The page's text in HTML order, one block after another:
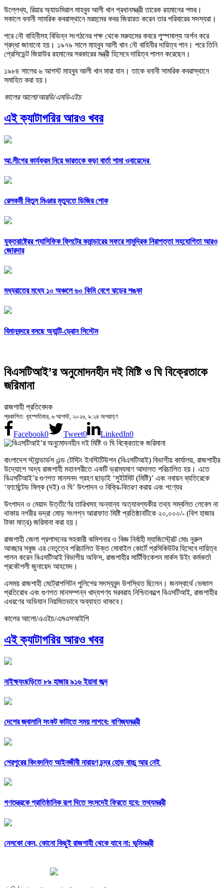
উল্লেখ্য, রিয়ার অ্যাডমিরাল মাহবুব আলী খান প্রধানমন্ত্রী তারেক রহমানের শশুর।
সকালে বনানী সামরিক কবরাস্থানে মরহুমের কবর জিয়ারত করেন তার পরিবারের সদস্যরা।
পরে নৌ বাহিনীসহ বিভিন্ন সংগঠনের পক্ষ থেকে মরুহমের কবরে পুস্পমাল্য অর্পন করে
শ্রদ্ধা জানানো হয়। ১৯৭৯ সালে মাহবুব আলী খান নৌ বাহিনীর দায়িত্ব পান। পরে তিনি
প্রেসিডেন্ট জিয়াউর রহমানের সরকারের মন্ত্রী হিসেবে দায়িত্ব পালন করেছেন।
১৯৮৪ সালের ৬ আগস্ট মাহবুব আলী খান মারা যান। তাকে বনানী সামরিক কবরাস্থানে
সমাহিত করা হয়।
কালের আলো/আরডি/এমডিএইচ
এই ক্যাটাগরির আরও খবর
আ.লীগের কার্যক্রম নিয়ে ভারতকে কড়া বার্তা শামা ওবায়েদের
রেলকর্মী বিতুল মিঞার মৃত্যুতে ডিজির শোক
যুক্তরাষ্ট্রের প্যাসিফিক ফ্লিটের কমান্ডারের সফরে সামুদ্রিক নিরাপত্তা সহযোগিতা আরও
জোরদার
মধ্যরাতের মধ্যে ১০ অঞ্চলে ৬০ কিমি বেগে ঝড়ের শঙ্কা
বিমানবন্দরে বসছে অ্যান্টি-ড্রোন সিস্টেম
বিএসটিআই’র অনুমোদনহীন দই মিষ্টি ও ঘি বিক্রেতাকে
জরিমানা
রাজশাহী প্রতিবেদক
প্রকাশিত: বৃহস্পতিবার, ৬ আগস্ট, ২০২৬, ৯:২৪ অপরাহ্ণ
Facebook0 Tweet0 LinkedIn0
বাংলাদেশ স্ট্যান্ডার্ডস এন্ড টেস্টিং ইনস্টিটিউশন (বিএসটিআই) বিভাগীয় কার্যালয়, রাজশাহীর
উদ্যোগে অদ্য রাজশাহী মহানগরীতে একটি ভ্রাম্যমাণ আদালত পরিচালিত হয়। এতে
বিএসটিআই’র গুণগত মানসনদ গ্রহণ ছাড়াই ‘সুইটমিট (মিষ্টি)’ এবং নবায়ন ব্যতিরেকে
‘ফার্মেন্টেড মিল্ক (দই) ও ঘি’ উৎপাদন ও বিক্রি-বিতরণ করায় এবং পণ্যের
উৎপাদন ও মেয়াদ উত্তীর্ণের তারিখসহ অন্যান্য অত্যাবশ্যকীয় তথ্য সম্বলিত লেবেল না
থাকায় নগরীর ভদ্রা মোড় সংলগ্ন আরাফাত মিষ্টি প্রতিষ্ঠানটিকে ২০,০০০/- (বিশ হাজার
টাকা মাত্র) জরিমানা করা হয়।
রাজশাহী জেলা প্রশাসনের সহকারী কমিশনার ও বিজ্ঞ নির্বাহী ম্যাজিস্ট্রেট মোঃ নুরুল
আবছার সবুজ এর নেতৃত্বে পরিচালিত উক্ত মোবাইল কোর্টে প্রসিকিউটর হিসেবে দায়িত্ব
পালন করেন বিএসটিআই বিভাগীয় অফিস, রাজশাহীর সার্টিফিকেশন মার্কস উইং কর্মকর্তা
প্রকৌশলী জুনায়েদ আহমেদ।
এসময় রাজশাহী মেট্রোপলিটন পুলিশের সদস্যবৃন্দ উপস্থিত ছিলেন। জনস্বার্থে ভেজাল
প্রতিরোধ এবং গুণগত মানসম্পন্ন খাদ্যপণ্য সরবরাহ নিশ্চিতকল্পে বিএসটিআই, রাজশাহীর
এধরণের অভিযান নিয়মিতভাবে অব্যাহত থাকবে।
কালের আলো/এএইচ/এমএসআইপি
এই ক্যাটাগরির আরও খবর
নাইক্ষ্যংছড়িতে ৮৯ হাজার ৯১৬ ইয়াবা জব্দ
দেশের জ্বালানি সংকট কাটাতে সময় লাগবে: বাণিজ্যমন্ত্রী
শেরপুরের কিংবদন্তি আইনজীবী নারায়ণ চন্দ্র হোড় বাচ্চু আর নেই
গণতন্ত্রকে প্রাতিষ্ঠানিক রূপ দিতে সংসদেই ফিরতে হবে: তথ্যমন্ত্রী
নেসকো কেন, কোনো কিছুই রাজশাহী থেকে যাবে না: ভূমিমন্ত্রী